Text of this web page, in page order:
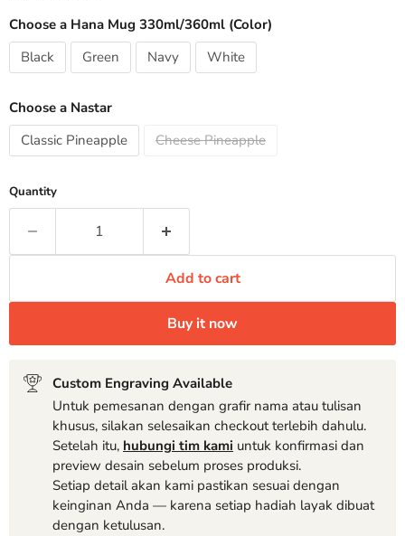
Choose a Hana Mug 330ml/360ml (Color)
Black
Green Navy White
Choose a Nastar
Classic Pineapple
Cheese Pineapple
Quantity
Add to cart
Buy it now
Custom Engraving Available
Untuk pemesanan dengan grafir nama atau tulisan
khusus, silakan selesaikan checkout terlebih dahulu.
Setelah itu, hubungi tim kami untuk konfirmasi dan
preview desain sebelum proses produksi.
Setiap detail akan kami pastikan sesuai dengan
keinginan Anda — karena setiap hadiah layak dibuat
dengan ketulusan.